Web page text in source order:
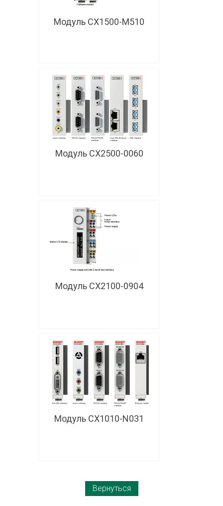
Модуль CX1500-M510
Модуль CX2500-0060
Модуль CX2100-0904
Модуль CX1010-N031
Вернуться